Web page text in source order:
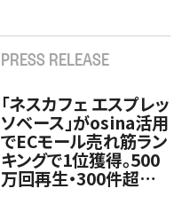
PRESS RELEASE
「ネスカフェ エスプレッ
ソベース」がosina活用
でECモール売れ筋ラン
キングで1位獲得。500
万回再生・300件超の